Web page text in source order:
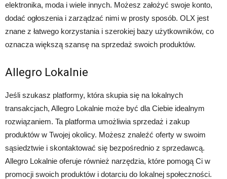
elektronika, moda i wiele innych. Możesz założyć swoje konto,
dodać ogłoszenia i zarządzać nimi w prosty sposób. OLX jest
znane z łatwego korzystania i szerokiej bazy użytkowników, co
oznacza większą szansę na sprzedaż swoich produktów.
Allegro Lokalnie
Jeśli szukasz platformy, która skupia się na lokalnych
transakcjach, Allegro Lokalnie może być dla Ciebie idealnym
rozwiązaniem. Ta platforma umożliwia sprzedaż i zakup
produktów w Twojej okolicy. Możesz znaleźć oferty w swoim
sąsiedztwie i skontaktować się bezpośrednio z sprzedawcą.
Allegro Lokalnie oferuje również narzędzia, które pomogą Ci w
promocji swoich produktów i dotarciu do lokalnej społeczności.